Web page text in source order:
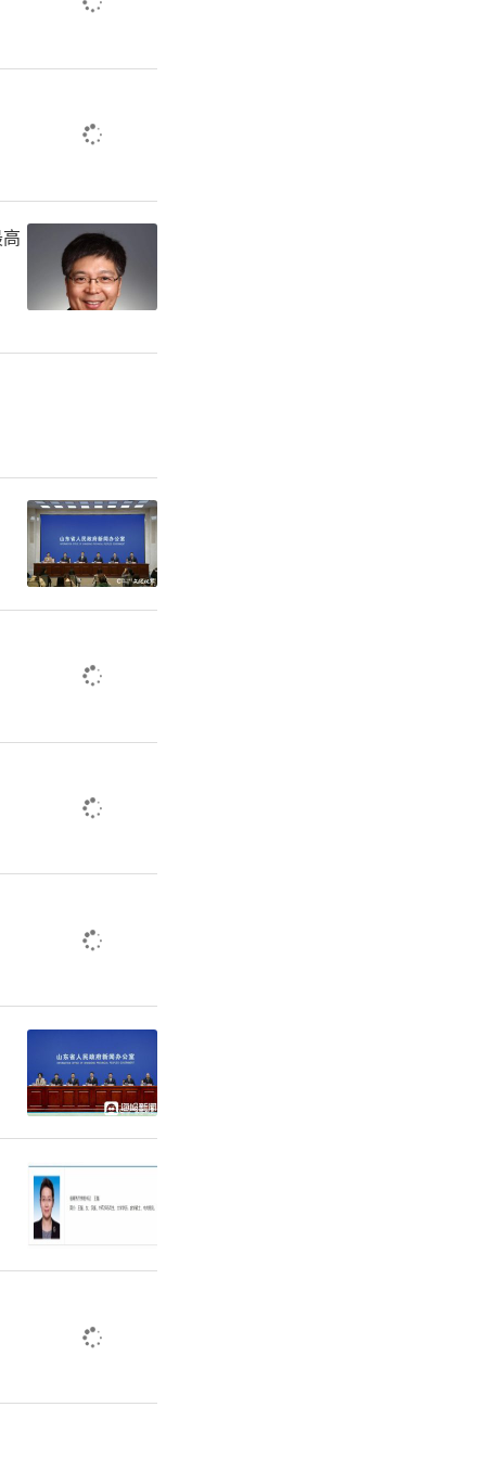
金和财
磋商，
苗3种
左右。
冠病毒
再加
疫情不
”，我国
题备受
附条件
些疫苗
常态化
市场需
停产状
少之又
售价还
，公司
退回损
公司的